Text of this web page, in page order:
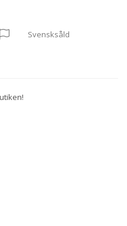
Svensksåld